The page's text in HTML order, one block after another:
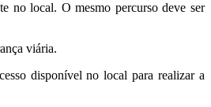
no local. O mesmo percurso deve ser
viária.
disponível no local para realizar a